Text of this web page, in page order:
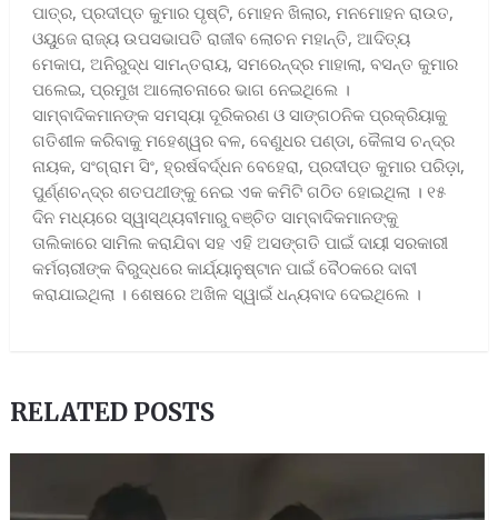
ପାତ୍ର, ପ୍ରଦୀପ୍ତ କୁମାର ପୃଷ୍ଟି, ମୋହନ ଖିଲାର, ମନମୋହନ ରାଉତ,
ଓୟୁଜେ ରାଜ୍ୟ ଉପସଭାପତି ରାଜୀବ ଲୋଚନ ମହାନ୍ତି, ଆଦିତ୍ୟ
ମେକାପ, ଅନିରୁଦ୍ଧ ସାମନ୍ତରାୟ, ସମରେନ୍ଦ୍ର ମାହାଲା, ବସନ୍ତ କୁମାର
ପଲେଇ, ପ୍ରମୁଖ ଆଲୋଚନାରେ ଭାଗ ନେଇଥିଲେ ।
ସାମ୍ବାଦିକମାନଙ୍କ ସମସ୍ୟା ଦୂରିକରଣ ଓ ସାଙ୍ଗଠନିକ ପ୍ରକ୍ରିୟାକୁ
ଗତିଶୀଳ କରିବାକୁ ମହେଶ୍ୱର ବଳ, ବେଣୁଧର ପଣ୍ଡା, କୈଳାସ ଚନ୍ଦ୍ର
ନାୟକ, ସଂଗ୍ରାମ ସିଂ, ହ୍ରର୍ଷବର୍ଦ୍ଧନ ବେହେରା, ପ୍ରଦୀପ୍ତ କୁମାର ପରିଡ଼ା,
ପୁର୍ଣ୍ଣଚନ୍ଦ୍ର ଶତପଥୀଙ୍କୁ ନେଇ ଏକ କମିଟି ଗଠିତ ହୋଇଥିଲା । ୧୫
ଦିନ ମଧ୍ୟରେ ସ୍ୱାସ୍ଥ୍ୟବୀମାରୁ ବଞ୍ଚିତ ସାମ୍ବାଦିକମାନଙ୍କୁ
ତାଲିକାରେ ସାମିଲ କରାଯିବା ସହ ଏହି ଅସଙ୍ଗତି ପାଇଁ ଦାୟୀ ସରକାରୀ
କର୍ମଚାରୀଙ୍କ ବିରୁଦ୍ଧରେ କାର୍ଯ୍ୟାନୁଷ୍ଟାନ ପାଇଁ ବୈଠକରେ ଦାବୀ
କରାଯାଇଥିଲା । ଶେଷରେ ଅଖିଳ ସ୍ୱାଇଁ ଧନ୍ୟବାଦ ଦେଇଥିଲେ ।
RELATED POSTS